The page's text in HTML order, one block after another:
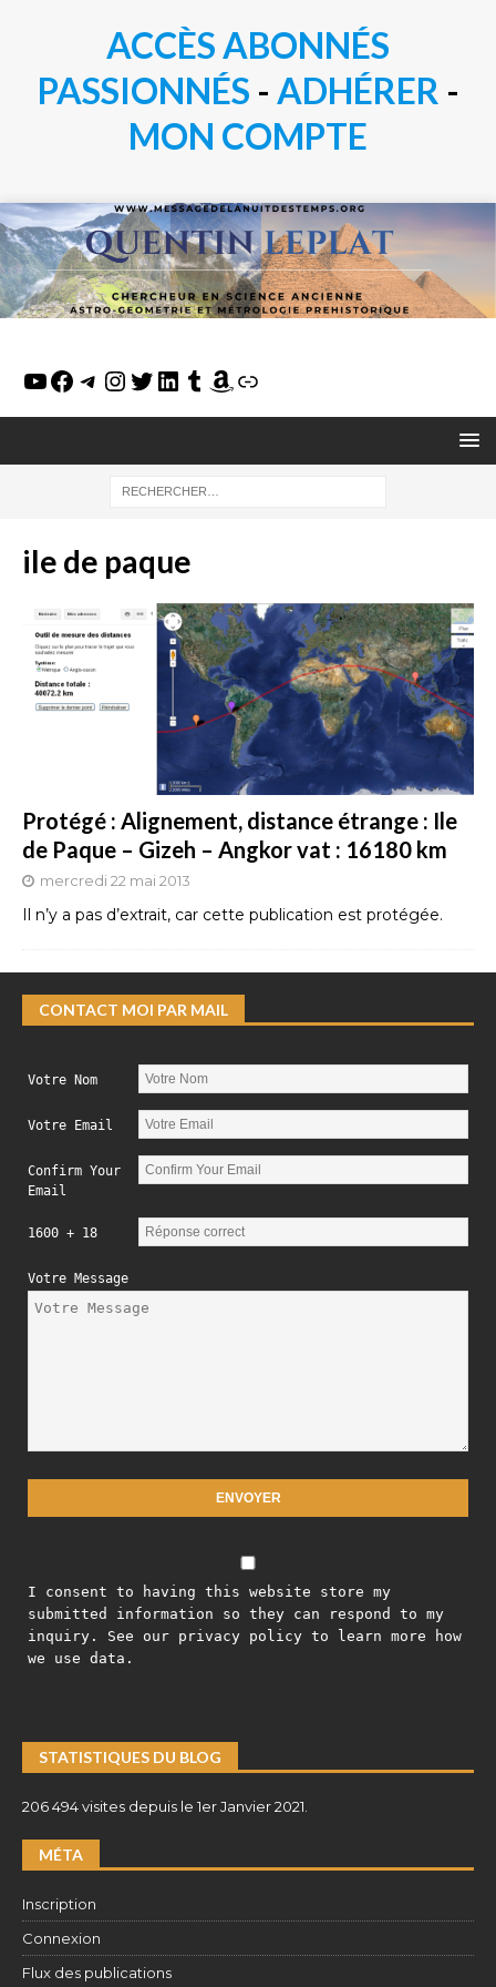
ACCÈS ABONNÉS
PASSIONNÉS - ADHÉRER -
MON COMPTE
ile de paque
Protégé : Alignement, distance étrange : Ile
de Paque – Gizeh – Angkor vat : 16180 km
mercredi 22 mai 2013
Il n’y a pas d’extrait, car cette publication est protégée.
CONTACT MOI PAR MAIL
Votre Nom
Votre Email
Confirm Your
Email
1600 + 18
Votre Message
I consent to having this website store my
submitted information so they can respond to my
inquiry. See our privacy policy to learn more how
we use data.
STATISTIQUES DU BLOG
206 494 visites depuis le 1er Janvier 2021.
MÉTA
Inscription
Connexion
Flux des publications